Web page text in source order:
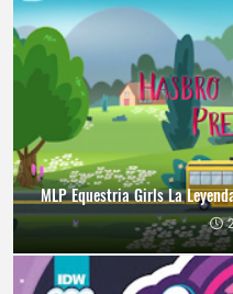
MLP Equestria Girls La